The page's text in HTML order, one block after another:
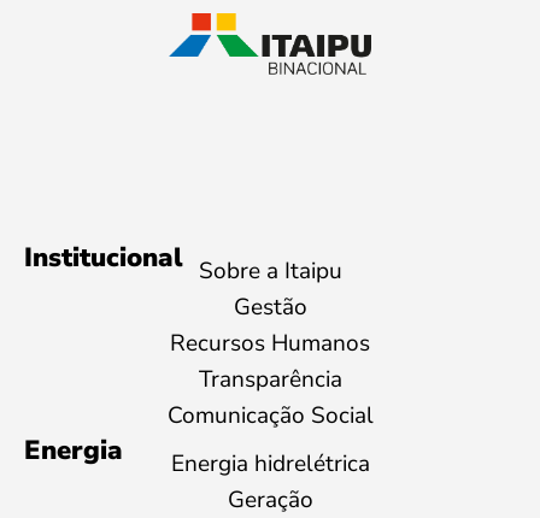
Institucional Sobre a Itaipu
Gestão
Recursos Humanos
Transparência
Comunicação Social
Energia
Energia hidrelétrica
Geração